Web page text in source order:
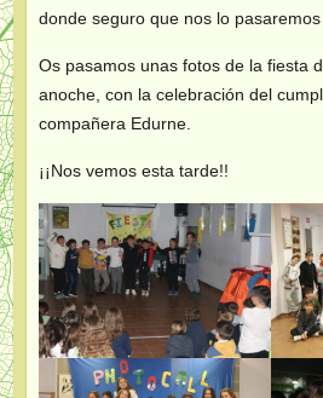
donde seguro que nos lo pasaremos
Os pasamos unas fotos de la fiesta
anoche, con la celebración del
compañera Edurne.
¡¡Nos vemos esta tarde!!